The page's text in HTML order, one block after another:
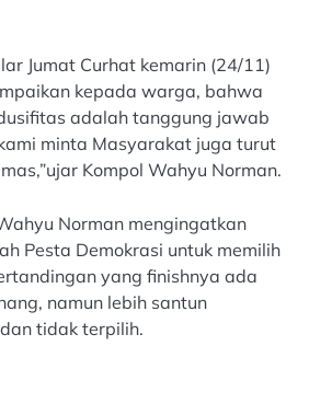
Jumat Curhat kemarin (24/11)
kepada warga, bahwa
adalah tanggung jawab
minta Masyarakat juga turut
Kompol Wahyu Norman.
Norman mengingatkan
Pesta Demokrasi untuk memilih
yang finishnya ada
namun lebih santun
tidak terpilih.